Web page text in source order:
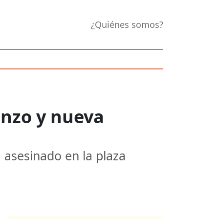
¿Quiénes somos?
y nueva
en la plaza